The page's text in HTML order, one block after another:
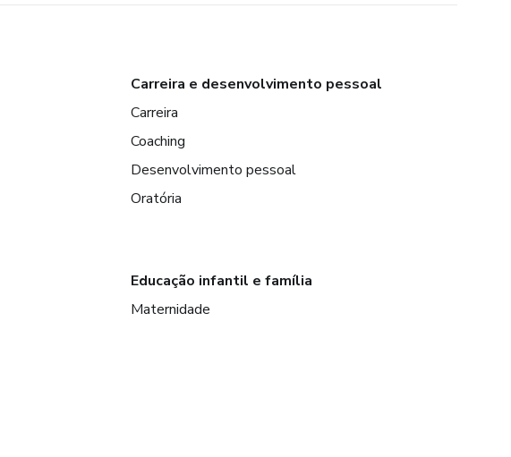
Carreira e desenvolvimento pessoal
Carreira
Coaching
Desenvolvimento pessoal
Oratória
Educação infantil e família
Maternidade